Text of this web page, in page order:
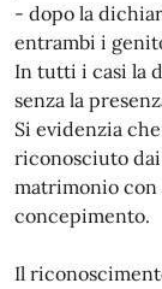
- dopo la
entrambi i
In tutti i casi la
senza la
Si evidenzia
riconosciuto
matrimonio con
concepimento.
Il